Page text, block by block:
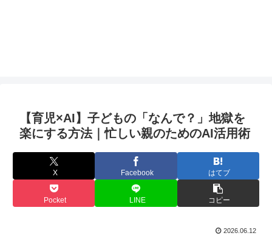
【育児×AI】子どもの「なんで？」地獄を
楽にする方法｜忙しい親のためのAI活用術
X Facebook はてブ
Pocket LINE コピー
2026.06.12